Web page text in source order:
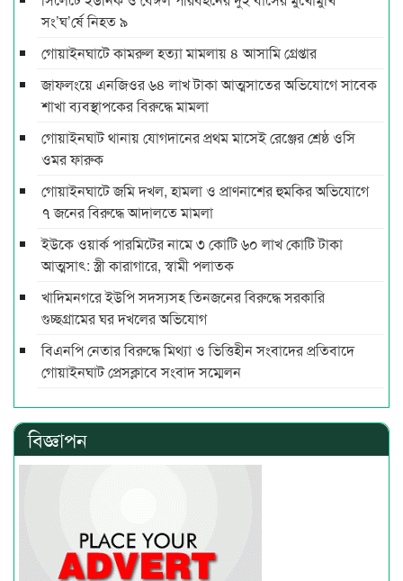
সং’ঘ’র্ষে নিহত ৯
গোয়াইনঘাটে কামরুল হত্যা মামলায় ৪ আসামি গ্রেপ্তার
জাফলংয়ে এনজিওর ৬৪ লাখ টাকা আত্মসাতের অভিযোগে সাবেক
শাখা ব্যবস্থাপকের বিরুদ্ধে মামলা
গোয়াইনঘাট থানায় যোগদানের প্রথম মাসেই রেঞ্জের শ্রেষ্ঠ ওসি
ওমর ফারুক
গোয়াইনঘাটে জমি দখল, হামলা ও প্রাণনাশের হুমকির অভিযোগে
৭ জনের বিরুদ্ধে আদালতে মামলা
ইউকে ওয়ার্ক পারমিটের নামে ৩ কোটি ৬০ লাখ কোটি টাকা
আত্মসাৎ: স্ত্রী কারাগারে, স্বামী পলাতক
খাদিমনগরে ইউপি সদস্যসহ তিনজনের বিরুদ্ধে সরকারি
গুচ্ছগ্রামের ঘর দখলের অভিযোগ
বিএনপি নেতার বিরুদ্ধে মিথ্যা ও ভিত্তিহীন সংবাদের প্রতিবাদে
গোয়াইনঘাট প্রেসক্লাবে সংবাদ সম্মেলন
বিজ্ঞাপন